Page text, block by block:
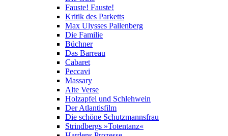
Fauste! Fauste!
Kritik des Parketts
Max Ulysses Pallenberg
Die Familie
Büchner
Das Barreau
Cabaret
Peccavi
Massary
Alte Verse
Holzapfel und Schlehwein
Der Atlantisfilm
Die schöne Schutzmannsfrau
Strindbergs »Totentanz«